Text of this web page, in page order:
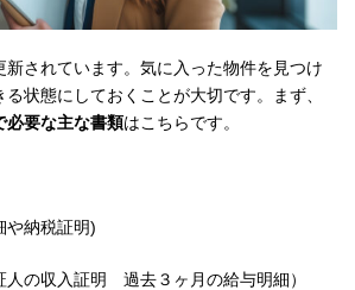
されています。気に入った物件を見つけ
状態にしておくことが大切です。まず、
必要な主な書類はこちらです。
や納税証明)
人の収入証明 過去３ヶ月の給与明細）